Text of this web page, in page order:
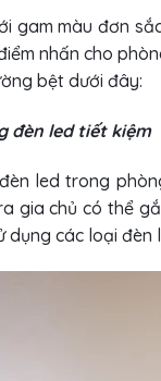
gam màu đơn
nhấn cho
bệt dưới đây:
đèn led tiết kiệm
led trong
gia chủ có thể
dụng các loại